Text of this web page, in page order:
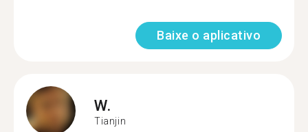
Baixe o aplicativo
W.
Tianjin